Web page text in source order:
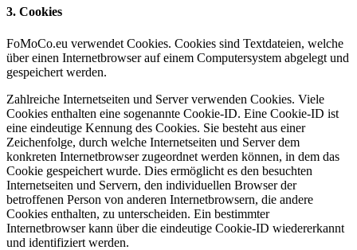
3. Cookies
FoMoCo.eu verwendet Cookies. Cookies sind Textdateien, welche
über einen Internetbrowser auf einem Computersystem abgelegt und
gespeichert werden.
Zahlreiche Internetseiten und Server verwenden Cookies. Viele
Cookies enthalten eine sogenannte Cookie-ID. Eine Cookie-ID ist
eine eindeutige Kennung des Cookies. Sie besteht aus einer
Zeichenfolge, durch welche Internetseiten und Server dem
konkreten Internetbrowser zugeordnet werden können, in dem das
Cookie gespeichert wurde. Dies ermöglicht es den besuchten
Internetseiten und Servern, den individuellen Browser der
betroffenen Person von anderen Internetbrowsern, die andere
Cookies enthalten, zu unterscheiden. Ein bestimmter
Internetbrowser kann über die eindeutige Cookie-ID wiedererkannt
und identifiziert werden.